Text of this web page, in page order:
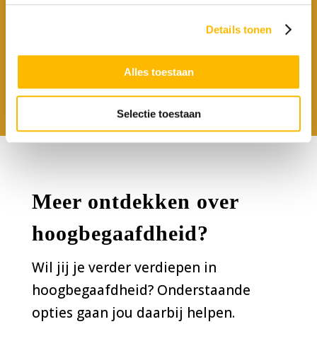
Details tonen
Alles toestaan
Selectie toestaan
Bekijk dan de gratis introductie
masterclass over hoogbegaafdheid.
Bekijk hier de masterclass
Meer ontdekken over
hoogbegaafdheid?
Wil jij je verder verdiepen in
hoogbegaafdheid? Onderstaande
opties gaan jou daarbij helpen.